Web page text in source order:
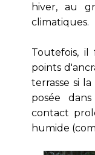
hiver, au
climatiques.
Toutefois,
points
terrasse si
posée
contact
humide